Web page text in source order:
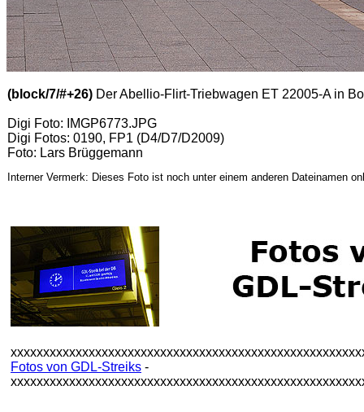
(block/7/#+26) Der Abellio-Flirt-Triebwagen ET 22005-A in
Digi Foto: IMGP6773.JPG
Digi Fotos: 0190, FP1 (D4/D7/D2009)
Foto: Lars Brüggemann
Interner Vermerk: Dieses Foto ist noch unter einem anderen Dateinamen
Fotos von GDL-Streiks -